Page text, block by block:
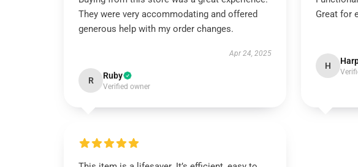
They were very accommodating and offered
generous help with my order changes.
Apr 24, 2025
R Ruby
Verified owner
Great for
H